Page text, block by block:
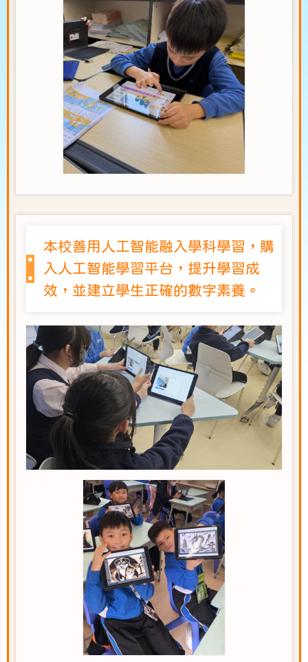
本校善用人工智能融入學科學習，購
入人工智能學習平台，提升學習成
效，並建立學生正確的數字素養。